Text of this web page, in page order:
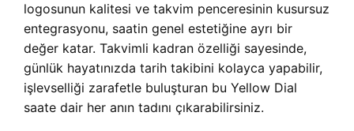
logosunun kalitesi ve takvim penceresinin kusursuz
entegrasyonu, saatin genel estetiğine ayrı bir
değer katar. Takvimli kadran özelliği sayesinde,
günlük hayatınızda tarih takibini kolayca yapabilir,
işlevselliği zarafetle buluşturan bu Yellow Dial
saate dair her anın tadını çıkarabilirsiniz.